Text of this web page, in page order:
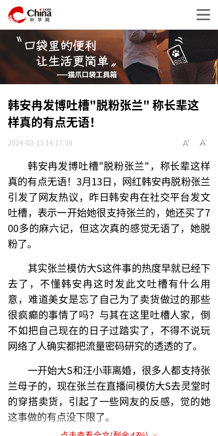
韩安冉发博吐槽"脱粉张兰" 称长辈这
样真的有点无语！
2024-03-13 14:17:38
韩安冉发博吐槽"脱粉张兰"，称长辈这样
真的有点无语！3月13日，网红韩安冉脱粉张兰
引发了网友热议，昨日韩安冉在社交平台发文
吐槽，表示一开始她很支持张兰的，她还买了7
00多的麻六记，但这次真的感觉无语了，她脱
粉了。
其实张兰模仿大S这件事的热度早就已经下
去了，不懂韩安冉这时发此文吐槽有什么用
意，难道美女是忘了自己为了卖货做过的那些
很疯癫的事情了吗？与其在这里吐槽人家，倒
不如把自己现在的日子过踏实了，不得不说玩
网络了人确实都把流量密码研究的透透的了。
一开始大S和汪小菲离婚，很多人都支持张
兰母子的，现在张兰在直播间模仿大S去灵堂时
的穿搭卖货，引起了一些网友的反感，觉的她
这事做的有点没下限了。